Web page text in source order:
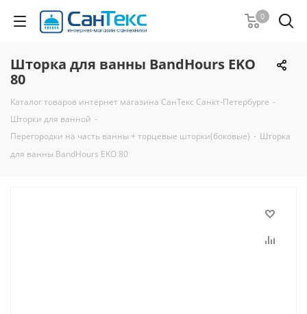
0
Шторка для ванны BandHours EKO
80
Каталог товаров интернет магазина СанТекс Санкт-Петербурге -
Шторки для ванной -
Перегородки на часть ванны + торцевые шторки(боковые) - Шторка
для ванны BandHours EKO 80